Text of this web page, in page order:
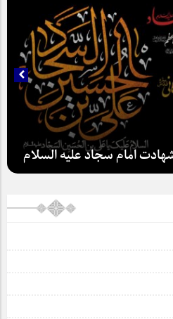
امام سجاد علیه السلام